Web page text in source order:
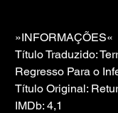
»INFORMAÇÕES«
Título Traduzido:
Regresso Para o
Título Original:
IMDb: 4,1